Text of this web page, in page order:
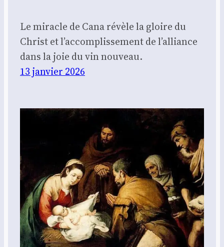
Le miracle de Cana révèle la gloire du
Christ et l’accomplissement de l’alliance
dans la joie du vin nouveau.
13 janvier 2026